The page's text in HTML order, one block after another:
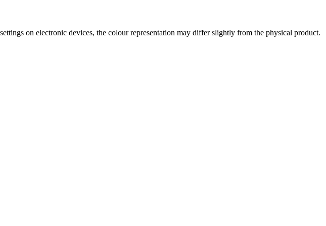
on electronic devices, the colour representation may differ slightly from the physical product.